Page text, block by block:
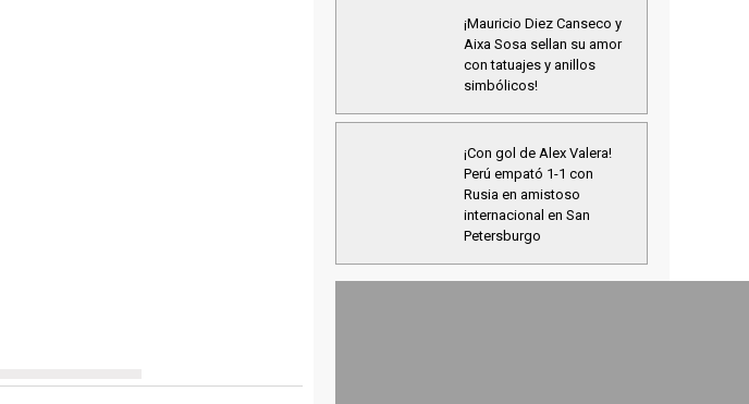
¡Mauricio Diez Canseco y
Aixa Sosa sellan su amor
con tatuajes y anillos
simbólicos!
¡Con gol de Alex Valera!
Perú empató 1-1 con
Rusia en amistoso
internacional en San
Petersburgo